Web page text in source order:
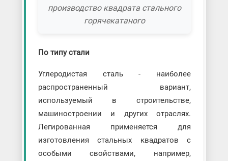
производство квадрата стального
горячекатаного
По типу стали
Углеродистая сталь - наиболее
распространенный вариант,
используемый в строительстве,
машиностроении и других отраслях.
Легированная применяется для
изготовления стальных квадратов с
особыми свойствами, например,